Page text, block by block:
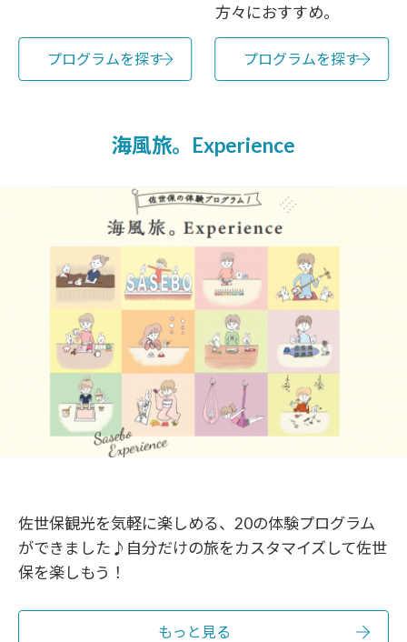
プログラムを探す
方々におすすめ。
プログラムを探す
海風旅。Experience
佐世保観光を気軽に楽しめる、20の体験プログラム
ができました♪自分だけの旅をカスタマイズして佐世
保を楽しもう！
もっと見る